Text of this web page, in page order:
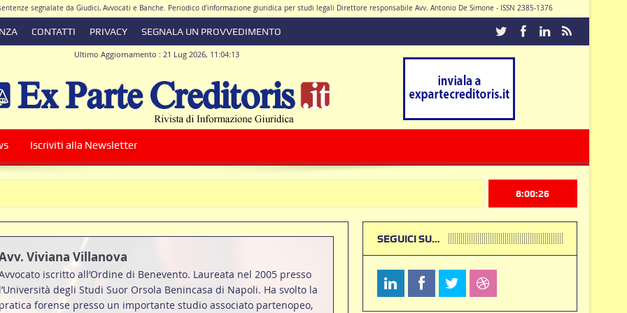
segnalate da Giudici, Avvocati e Banche. Periodico d'informazione giuridica per studi legali Direttore responsabile Avv. Antonio De Simone - ISSN 2385-1376
CONTATTI PRIVACY SEGNALA UN PROVVEDIMENTO
Ultimo Aggiornamento : 21 Lug 2026, 11:04:13
Responsabile Avv. Antonio De Simone
Iscriviti alla Newsletter
contratto di conto corrente
8:00:27
Viviana Villanova
iscritto all’Ordine di Benevento. Laureata nel 2005 presso
l’Università degli Studi Suor Orsola Benincasa di Napoli. Ha svolto la
pratica forense presso un importante studio associato partenopeo,
SEGUICI SU…